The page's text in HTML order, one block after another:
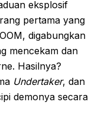
eksplosif
pertama yang
digabungkan
mencekam dan
Hasilnya?
Undertaker, dan
demonya secara